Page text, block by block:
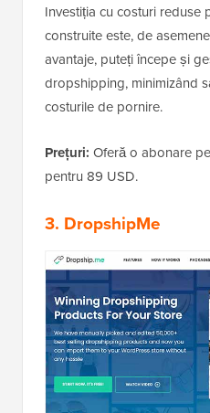
Investiția cu costuri reduse
construite este, de
avantaje, puteți începe și
dropshipping, minimizând
costurile de pornire.
Prețuri: Oferă o abonare
pentru 89 USD.
3. DropshipMe